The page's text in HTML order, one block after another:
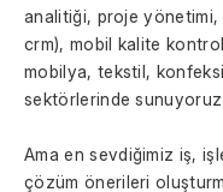
analitiği, proje
crm), mobil kalite
mobilya, tekstil,
sektörlerinde sunuyoruz.
Ama en sevdiğimiz iş,
çözüm önerileri